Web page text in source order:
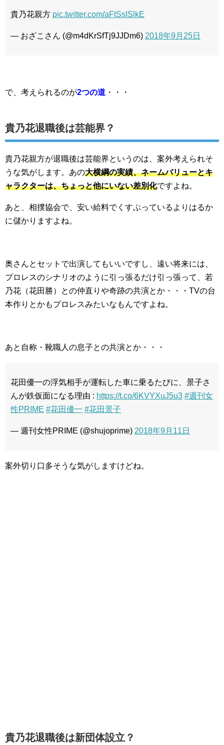
貴乃花親方 pic.twitter.com/aFtSsISlkE
— おざこさん (@m4dKrSfTj9JJDm6) 2018年9月25日
で、考えられるのが2つの道 ・・・
貴乃花退職後は芸能界？
貴乃花親方が退職後は芸能界というのは、案外考えられそ
うな気がします。あの大横綱の実績、ネームバリューとキ
ャラクターは、ちょっと他にいない差別化ですよね。
あと、相撲協会で、安い給料でくすぶっているよりはるか
に儲かりますよね。
奥さんとセットで出演してもいいですし、遠い将来には、
プロレスのシナリオのように引っ張るだけ引っ張って、若
乃花（花田勝）との仲直りや奇跡の共演とか・・・TVの台
本作りとかもプロレスみたいなもんですよね。
あと自称・靴職人の息子との共演とか・・・
花田優一の浮気相手が運転した車に乗るたびに、景子さ
んが鉄仮面になる理由 : https://t.co/6KVYXuJ5u3 #週刊女
性PRIME #花田優一 #花田景子
— 週刊女性PRIME (@shujoprime) 2018年9月11日
案外切り口多そうな気がしますけどね。
貴乃花退職後は新団体設立？